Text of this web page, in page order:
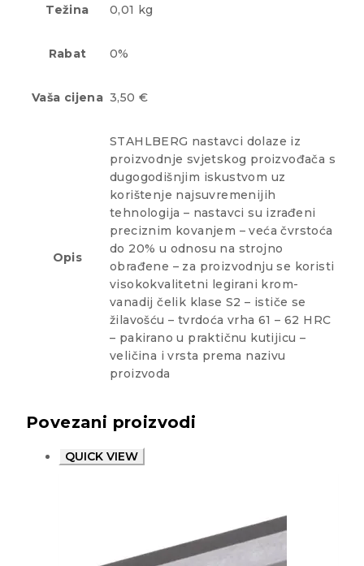
Težina 0,01 kg
Rabat 0%
Vaša cijena 3,50 €
Opis
STAHLBERG nastavci dolaze iz
proizvodnje svjetskog proizvođača s
dugogodišnjim iskustvom uz
korištenje najsuvremenijih
tehnologija – nastavci su izrađeni
preciznim kovanjem – veća čvrstoća
do 20% u odnosu na strojno
obrađene – za proizvodnju se koristi
visokokvalitetni legirani krom-
vanadij čelik klase S2 – ističe se
žilavošću – tvrdoća vrha 61 – 62 HRC
– pakirano u praktičnu kutijicu –
veličina i vrsta prema nazivu
proizvoda
Povezani proizvodi
QUICK VIEW